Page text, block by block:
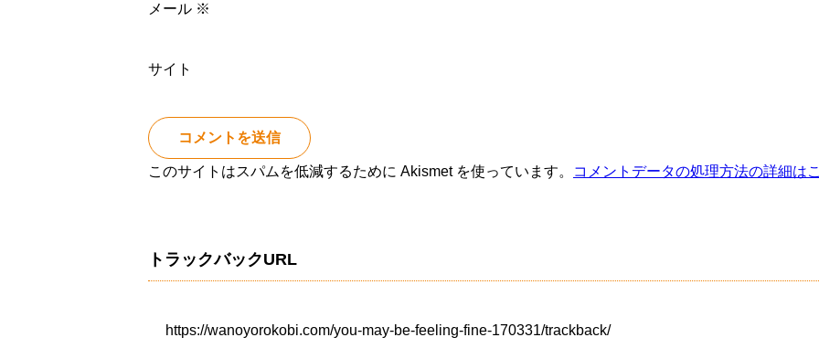
メール ※
サイト
このサイトはスパムを低減するために Akismet を使っています。 コメントデータの処理方法の詳細は
トラックバックURL
https://wanoyorokobi.com/you-may-be-feeling-fine-170331/trackback/